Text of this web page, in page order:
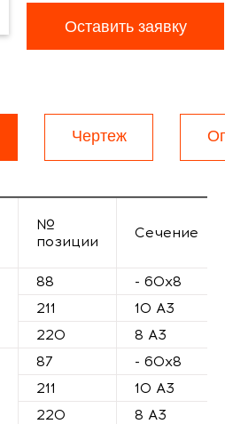
Оставить заявку
Чертеж
№
позиции
Сечение
88
- 60х8
211
10 А3
220
8 А3
87
- 60х8
211
10 А3
220
8 А3